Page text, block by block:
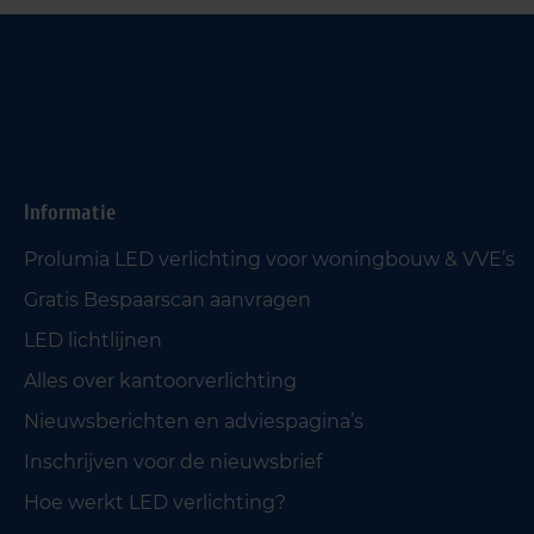
Informatie
Prolumia LED verlichting voor woningbouw & VVE’s
Gratis Bespaarscan aanvragen
LED lichtlijnen
Alles over kantoorverlichting
Nieuwsberichten en adviespagina’s
Inschrijven voor de nieuwsbrief
Hoe werkt LED verlichting?